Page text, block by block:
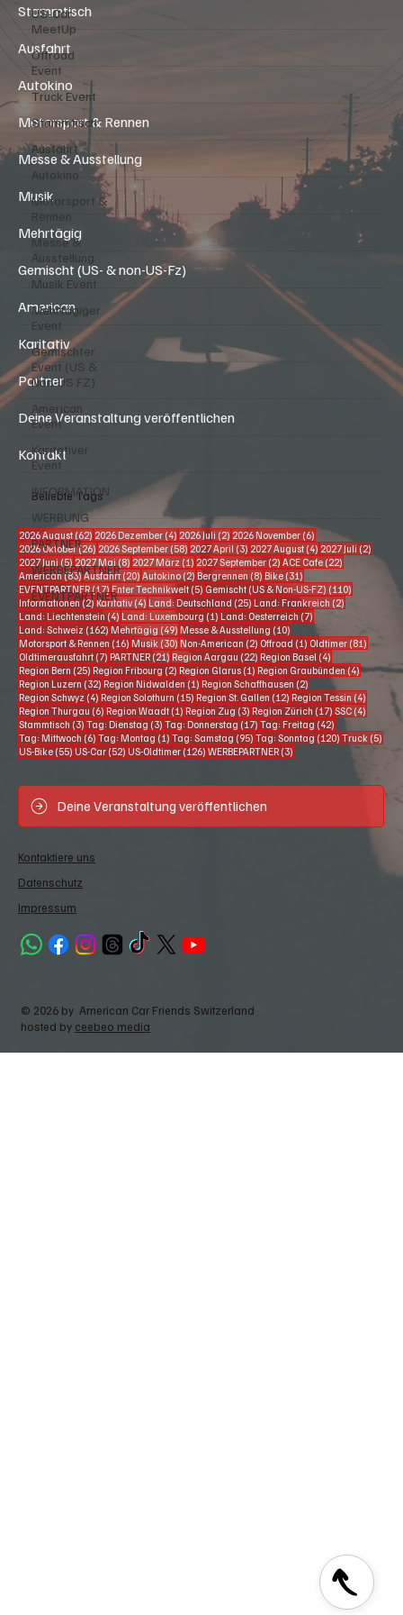
US-Car
MeetUp
Offroad
Event
Truck Event
Stammtisch
Ausfahrt
Autokino
Motorsport &
Rennen
Messe &
Ausstellung
Musik Event
Mehrtägiger
Event
Gemischter
Event (US &
Non-US FZ)
American
Event
Karitativer
Event
INFORMATION
WERBUNG
PARTNER
WERBEPARTNER
EVENTPARTNER
Stammtisch
Ausfahrt
Autokino
Motorsport & Rennen
Messe & Ausstellung
Musik
Mehrtägig
Gemischt (US- & non-US-Fz)
American
Karitativ
Partner
Deine Veranstaltung veröffentlichen
Kontakt
Beliebte Tags
2026 August (62) 62 Beiträge
2026 Dezember (4) 4 Beiträge
2026 Juli (2) 2 Beiträge
2026 November (6) 6 Beiträge
2026 Oktober(26) 26 Beiträge
2026 September (58) 58 Beiträge
2027 April (3) 3 Beiträge
2027 August (4) 4 Beiträge
2027 Juli (2)
2027 Juni (5) 5 Beiträge
2027 Mai (8) 8 Beiträge
2027 März (1) 1 Beitrag
2027 September (2) 2 Beiträge
ACE Cafe (22) 22 Beiträge
American(83)83 Beiträge
Ausfahrt (20) 20 Beiträge
Autokino (2) 2 Beiträge
Bergrennen (8) 8 Beiträge
Bike (31)
EVENTPARTNER (17) 17 Beiträge
Enter Technikwelt (5) 5 Beiträge
Gemischt (US & Non-US-FZ) (110)
Informationen(2) 2 Beiträge
Karitativ (4) 4 Beiträge
Land: Deutschland (25) 25 Beiträge
Land: Frankreich (2)
Land: Liechtenstein (4) 4 Beiträge
Land: Luxembourg (1) 1 Beitrag
Land: Oesterreich (7)
Land: Schweiz (162) 162 Beiträge
Mehrtägig (49) 49 Beiträge
Messe & Ausstellung (10)
Motorsport & Rennen (16) 16 Beiträge
Musik (30) 30 Beiträge
Non-American (2) 2 Beiträge
Offroad (1) 1 Beitrag
Oldtimer (81)
Oldtimerausfahrt (7) 7 Beiträge
PARTNER (21) 21 Beiträge
Region Aargau (22) 22 Beiträge
Region Basel (4)
Region Bern (25) 25 Beiträge
Region Fribourg (2) 2 Beiträge
Region Glarus (1) 1 Beitrag
Region Graubünden (4)4 Beiträge
Region Luzern (32) 32 Beiträge
Region Nidwalden (1) 1 Beitrag
Region Schaffhausen (2)
Region Schwyz (4) 4 Beiträge
Region Solothurn (15) 15 Beiträge
Region St. Gallen (12) 12 Beiträge
Region Tessin (4) 4
Region Thurgau (6) 6 Beiträge
Region Waadt (1) 1 Beitrag
Region Zug (3) 3 Beiträge
Region Zürich (17) 17 Beiträge
SSC (4) 4
Stammtisch (3) 3 Beiträge
Tag: Dienstag (3) 3 Beiträge
Tag: Donnerstag (17) 17 Beiträge
Tag: Freitag (42)
Tag: Mittwoch (6) 6 Beiträge
Tag: Montag (1) 1 Beitrag
Tag: Samstag (95) 95 Beiträge
Tag: Sonntag (120) 120 Beiträge
Truck (5)
US-Bike (55) 55 Beiträge
US-Car (52) 52 Beiträge
US-Oldtimer (126) 126 Beiträge
WERBEPARTNER (3)
Deine Veranstaltung veröffentlichen
Kontaktiere uns
Datenschutz
Impressum
© 2026 by American Car Friends Switzerland
hosted by ceebeo media